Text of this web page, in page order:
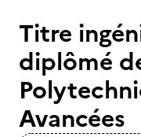
Titre
diplômé
Avancées